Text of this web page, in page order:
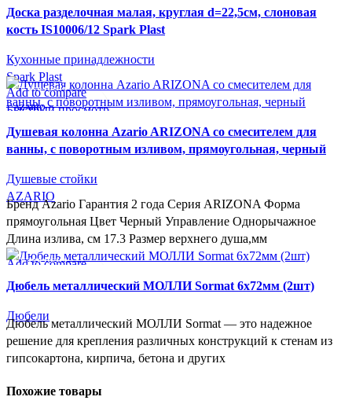
Быстрый просмотр
В желаемое
Доска разделочная малая, круглая d=22,5см, слоновая
кость IS10006/12 Spark Plast
Кухонные принадлежности
Spark Plast
СУПЕР-ЦЕНА
AZARIO
Add to compare
Быстрый просмотр
В желаемое
Душевая колонна Azario ARIZONA со смесителем для
ванны, с поворотным изливом, прямоугольная, черный
Душевые стойки
AZARIO
Бренд Azario Гарантия 2 года Серия ARIZONA Форма
прямоугольная Цвет Черный Управление Однорычажное
Длина излива, см 17.3 Размер верхнего душа,мм
СУПЕР-ЦЕНА
Add to compare
Быстрый просмотр
Дюбель металлический МОЛЛИ Sormat 6х72мм (2шт)
Дюбели
Дюбель металлический МОЛЛИ Sormat — это надежное
решение для крепления различных конструкций к стенам из
гипсокартона, кирпича, бетона и других
Похожие товары